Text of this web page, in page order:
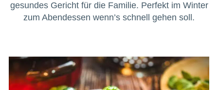
gesundes Gericht für die Familie. Perfekt im Winter
zum Abendessen wenn’s schnell gehen soll.